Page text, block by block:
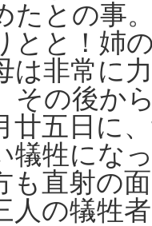
たとの事
とと！姉
は非常に
その後か
廿五日に
犠牲にな
も直射の
人の犠牲